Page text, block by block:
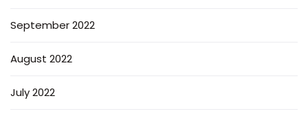
September 2022
August 2022
July 2022